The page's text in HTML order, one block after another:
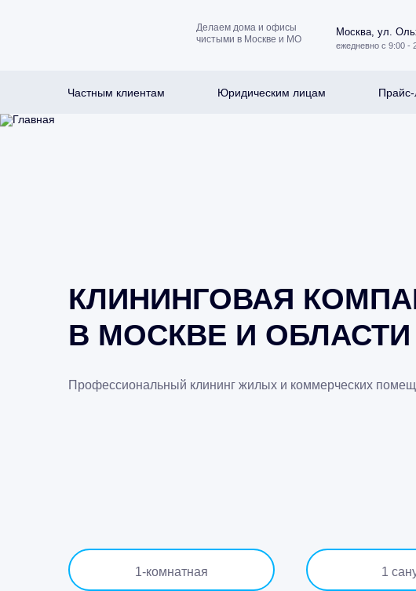
Делаем дома и офисы
чистыми в Москве и МО
Москва, ул.
ежедневно с 9:00 -
Частным клиентам Юридическим лицам Прайс-
КЛИНИНГОВАЯ
В МОСКВЕ И
Профессиональный клининг жилых и коммерческих
1-комнатная 1